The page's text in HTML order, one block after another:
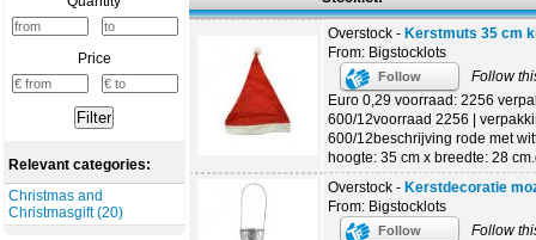
Overstock - Kerstmuts 35 cm
From: Bigstocklots
Follow
Follow
Euro 0,29 voorraad: 2256
600/12voorraad 2256 |
600/12beschrijving rode met
hoogte: 35 cm x breedte: 28
Overstock - Kerstdecoratie
From: Bigstocklots
Follow Follow
Price
Relevant categories:
Christmas and
Christmasgift (20)